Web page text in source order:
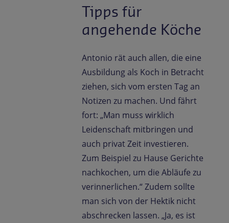
Tipps für
angehende Köche
Antonio rät auch allen, die eine
Ausbildung als Koch in Betracht
ziehen, sich vom ersten Tag an
Notizen zu machen. Und fährt
fort: „Man muss wirklich
Leidenschaft mitbringen und
auch privat Zeit investieren.
Zum Beispiel zu Hause Gerichte
nachkochen, um die Abläufe zu
verinnerlichen.“ Zudem sollte
man sich von der Hektik nicht
abschrecken lassen. „Ja, es ist